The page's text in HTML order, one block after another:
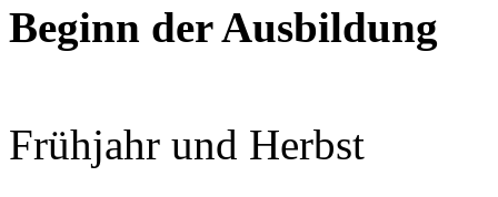
Beginn der Ausbildung
Frühjahr und Herbst